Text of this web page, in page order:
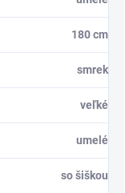
180 cm
smrek
veľké
umelé
so šiškou